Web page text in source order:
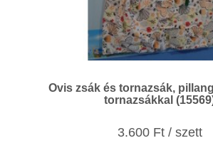
Ovis zsák és tornazsák,
tornazsákkal
3.600 Ft / szett